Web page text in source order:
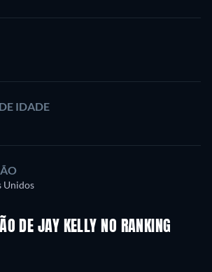
IDADE
Unidos
DE JAY KELLY NO RANKING